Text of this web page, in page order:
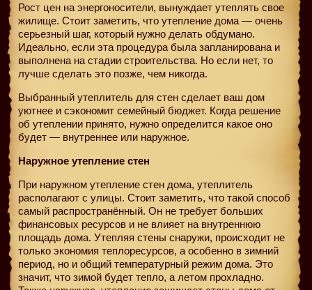
Рост цен на энергоносители, вынуждает утеплять свое
жилище. Стоит заметить, что утепление дома — очень
серьезный шаг, который нужно делать обдумано.
Идеально, если эта процедура была запланирована и
выполнена на стадии строительства. Но если нет, то
лучше сделать это позже, чем никогда.
Выбранный утеплитель для стен сделает ваш дом
уютнее и сэкономит семейный бюджет. Когда решение
об утеплении принято, нужно определится какое оно
будет — внутреннее или наружное.
Наружное утепление стен
При наружном утепление стен дома, утеплитель
располагают с улицы. Стоит заметить, что такой способ
самый распространённый. Он не требует больших
финансовых ресурсов и не влияет на внутреннюю
площадь дома. Утепляя стены снаружи, происходит не
только экономия теплоресурсов, а особенно в зимний
период, но и общий температурный режим дома. Это
значит, что зимой будет тепло, а летом прохладно.